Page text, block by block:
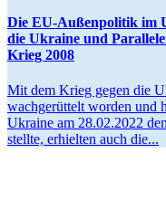
Die EU-Außen­po­litik im
die Ukraine und
Krieg 2008
Mit dem Krieg gegen die
wachge­rüttelt worden und
Ukraine am 28.02.2022
stellte, erhielten auch die...